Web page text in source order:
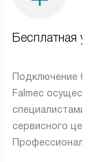
Бесплатная
Подключение
Falmec
специалистами
сервисного